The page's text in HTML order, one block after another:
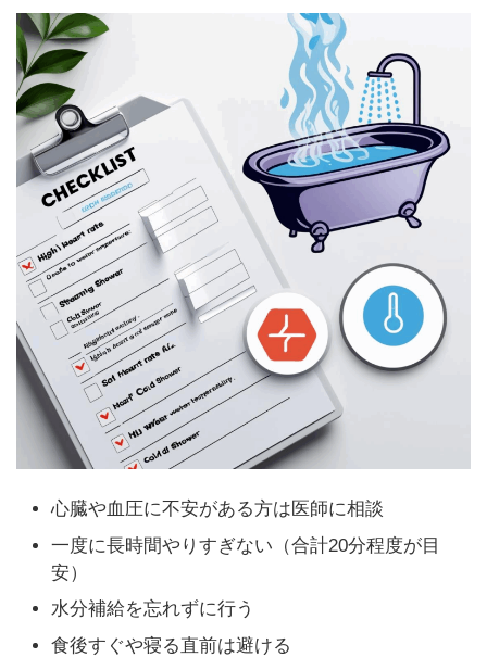
心臓や血圧に不安がある方は医師に相談
一度に長時間やりすぎない（合計20分程度が目
安）
水分補給を忘れずに行う
食後すぐや寝る直前は避ける